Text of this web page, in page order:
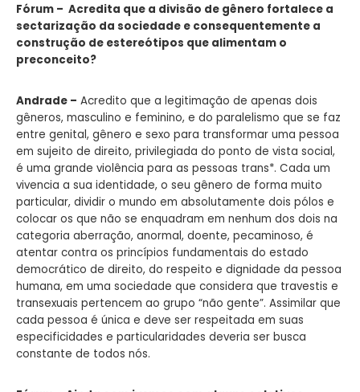
Fórum – Acredita que a divisão de gênero fortalece a
sectarização da sociedade e consequentemente a
construção de estereótipos que alimentam o
preconceito?
Andrade – Acredito que a legitimação de apenas dois
gêneros, masculino e feminino, e do paralelismo que se faz
entre genital, gênero e sexo para transformar uma pessoa
em sujeito de direito, privilegiada do ponto de vista social,
é uma grande violência para as pessoas trans*. Cada um
vivencia a sua identidade, o seu gênero de forma muito
particular, dividir o mundo em absolutamente dois pólos e
colocar os que não se enquadram em nenhum dos dois na
categoria aberração, anormal, doente, pecaminoso, é
atentar contra os princípios fundamentais do estado
democrático de direito, do respeito e dignidade da pessoa
humana, em uma sociedade que considera que travestis e
transexuais pertencem ao grupo “não gente”. Assimilar que
cada pessoa é única e deve ser respeitada em suas
especificidades e particularidades deveria ser busca
constante de todos nós.